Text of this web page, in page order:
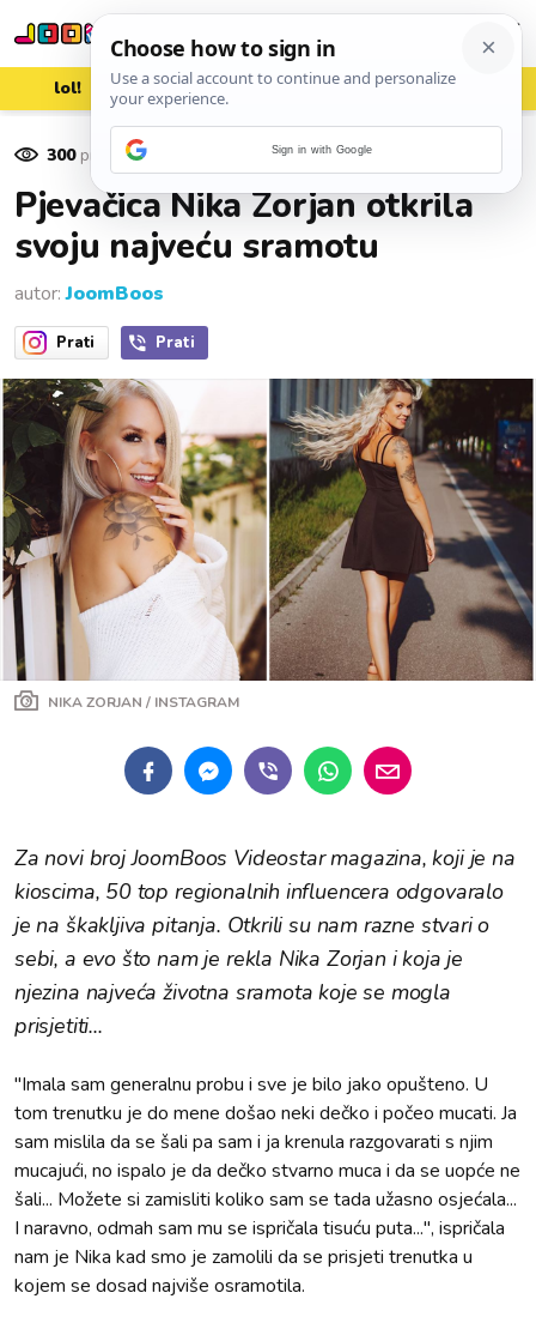
lol! aww vrh! woot?!
300pregleda
Pjevačica Nika Zorjan otkrila
svoju najveću sramotu
autor:JoomBoos
Prati Prati
NIKA ZORJAN / INSTAGRAM
Za novi broj JoomBoos Videostar magazina, koji je na
kioscima, 50 top regionalnih influencera odgovaralo
je na škakljiva pitanja. Otkrili su nam razne stvari o
sebi, a evo što nam je rekla Nika Zorjan i koja je
njezina najveća životna sramota koje se mogla
prisjetiti...
"Imala sam generalnu probu i sve je bilo jako opušteno. U
tom trenutku je do mene došao neki dečko i počeo mucati. Ja
sam mislila da se šali pa sam i ja krenula razgovarati s njim
mucajući, no ispalo je da dečko stvarno muca i da se uopće ne
šali... Možete si zamisliti koliko sam se tada užasno osjećala...
I naravno, odmah sam mu se ispričala tisuću puta...", ispričala
nam je Nika kad smo je zamolili da se prisjeti trenutka u
kojem se dosad najviše osramotila.
Sign in with Google